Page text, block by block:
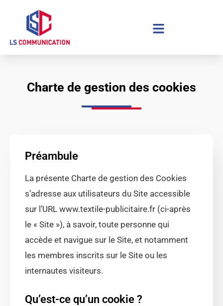
contenu
Charte de gestion des cookies
Préambule
La présente Charte de gestion des Cookies
s’adresse aux utilisateurs du Site accessible
sur l’URL www.textile-publicitaire.fr (ci-après
le « Site »), à savoir, toute personne qui
accède et navigue sur le Site, et notamment
les membres inscrits sur le Site ou les
internautes visiteurs.
Qu’est-ce qu’un cookie ?